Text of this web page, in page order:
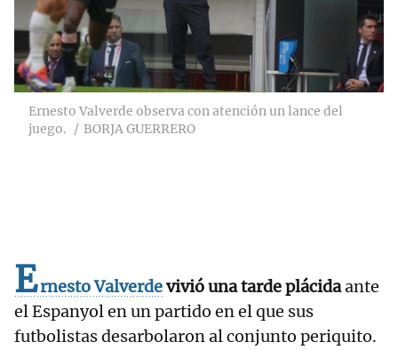
Ernesto Valverde observa con atención un lance del
juego.
BORJA GUERRERO
Ernesto Valverdevivió una tarde plácidaante
el Espanyol en un partido en el que sus
futbolistas desarbolaron al conjunto periquito.